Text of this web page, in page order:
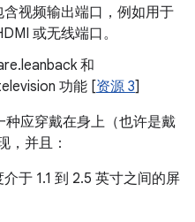
视频输出端口，例如用于
或无线端口。
和
功能 [资源 3]
种应穿戴在身上（也许是戴
，并且：
于 1.1 到 2.5 英寸之间的屏